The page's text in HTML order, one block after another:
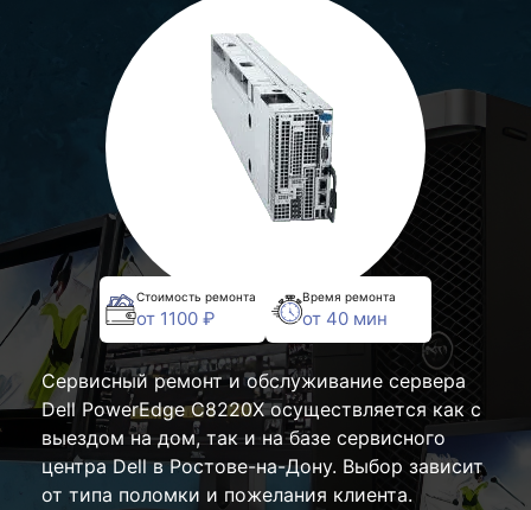
Стоимость ремонта
от 1100 ₽
Время ремонта
от 40 мин
Сервисный ремонт и обслуживание сервера
Dell PowerEdge C8220X осуществляется как с
выездом на дом, так и на базе сервисного
центра Dell в Ростове-на-Дону. Выбор зависит
от типа поломки и пожелания клиента.